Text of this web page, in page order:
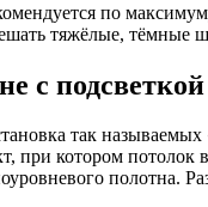
по
тяжёлые,
с
так
при котором
полотна.